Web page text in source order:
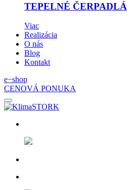
TEPELNÉ ČERPADLÁ
Viac
Realizácia
O nás
Blog
Kontakt
e−shop
CENOVÁ PONUKA